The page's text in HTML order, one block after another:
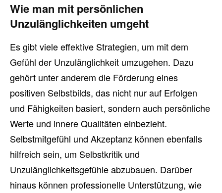
Wie man mit persönlichen
Unzulänglichkeiten umgeht
Es gibt viele effektive Strategien, um mit dem
Gefühl der Unzulänglichkeit umzugehen. Dazu
gehört unter anderem die Förderung eines
positiven Selbstbilds, das nicht nur auf Erfolgen
und Fähigkeiten basiert, sondern auch persönliche
Werte und innere Qualitäten einbezieht.
Selbstmitgefühl und Akzeptanz können ebenfalls
hilfreich sein, um Selbstkritik und
Unzulänglichkeitsgefühle abzubauen. Darüber
hinaus können professionelle Unterstützung, wie